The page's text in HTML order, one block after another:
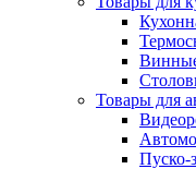
Товары для
Пуско-